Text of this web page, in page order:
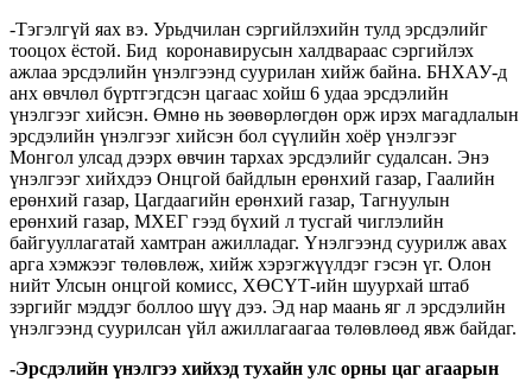
-Тэгэлгүй яах вэ. Урьдчилан сэргийлэхийн тулд эрсдэлийг
тооцох ёстой. Бид коронавирусын халдвараас сэргийлэх
ажлаа эрсдэлийн үнэлгээнд суурилан хийж байна. БНХАУ-д
анх өвчлөл бүртгэгдсэн цагаас хойш 6 удаа эрсдэлийн
үнэлгээг хийсэн. Өмнө нь зөөвөрлөгдөн орж ирэх магадлалын
эрсдэлийн үнэлгээг хийсэн бол сүүлийн хоёр үнэлгээг
Монгол улсад дээрх өвчин тархах эрсдэлийг судалсан. Энэ
үнэлгээг хийхдээ Онцгой байдлын ерөнхий газар, Гаалийн
ерөнхий газар, Цагдаагийн ерөнхий газар, Тагнуулын
ерөнхий газар, МХЕГ гээд бүхий л тусгай чиглэлийн
байгууллагатай хамтран ажилладаг. Үнэлгээнд суурилж авах
арга хэмжээг төлөвлөж, хийж хэрэгжүүлдэг гэсэн үг. Олон
нийт Улсын онцгой комисс, ХӨСҮТ-ийн шуурхай штаб
зэргийг мэддэг боллоо шүү дээ. Эд нар маань яг л эрсдэлийн
үнэлгээнд суурилсан үйл ажиллагаагаа төлөвлөөд явж байдаг.
-Эрсдэлийн үнэлгээ хийхэд тухайн улс орны цаг агаарын